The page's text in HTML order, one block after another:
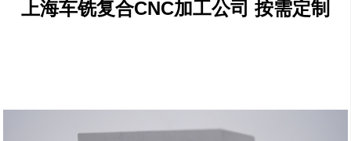
上海车铣复合CNC加工公司 按需定制